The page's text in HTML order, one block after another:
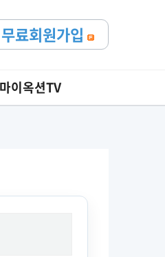
무료회원가입
마이옥션TV